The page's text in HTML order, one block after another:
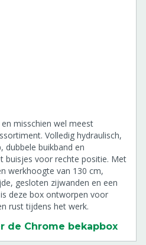
misschien wel meest
Volledig hydraulisch,
dubbele buikband en
buisjes voor rechte positie. Met
werkhoogte van 130 cm,
gesloten zijwanden en een
deze box ontworpen voor
rust tijdens het werk.
de Chrome bekapbox